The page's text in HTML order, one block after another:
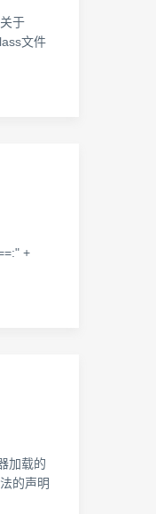
于
文件
+
加载的
的声明